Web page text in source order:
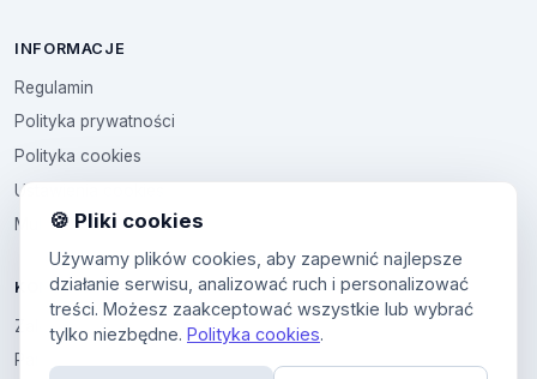
INFORMACJE
Regulamin
Polityka prywatności
Polityka cookies
Ustawienia cookies
Multikod
KONTO
Zaloguj sie
Panel uzytkownika
🍪 Pliki cookies
Używamy plików cookies, aby zapewnić najlepsze
działanie serwisu, analizować ruch i personalizować
treści. Możesz zaakceptować wszystkie lub wybrać
tylko niezbędne. Polityka cookies.